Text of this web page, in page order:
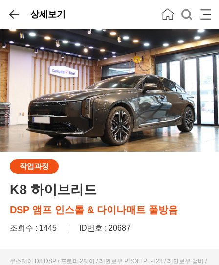
상세보기
작업과정
K8 하이브리드
DSP 앰프 인스톨 & 다이나매트 풀방음
조회수 : 1445 ID번호 : 20687
무스웨이 D8 DSP / 프로피 2웨이 / 레인보우 PROFI PL-T28 / 레인보우 챔버 /